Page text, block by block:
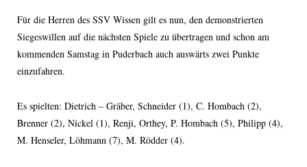
Für die Herren des SSV Wissen gilt es nun, den demonstrierten
Siegeswillen auf die nächsten Spiele zu übertragen und schon am
kommenden Samstag in Puderbach auch auswärts zwei Punkte
einzufahren.
Es spielten: Dietrich – Gräber, Schneider (1), C. Hombach (2),
Brenner (2), Nickel (1), Renji, Orthey, P. Hombach (5), Philipp (4),
M. Henseler, Löhmann (7), M. Rödder (4).